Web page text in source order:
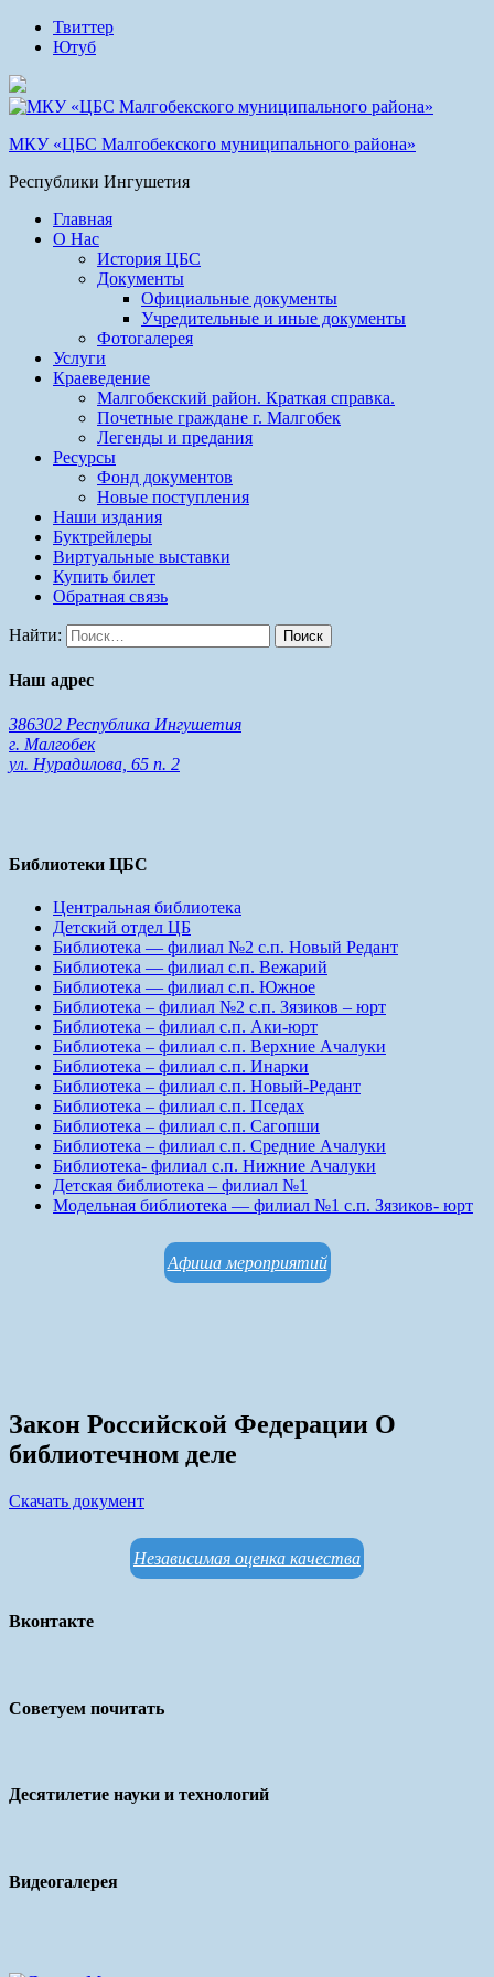
Твиттер
Ютуб
МКУ «ЦБС Малгобекского муниципального района»
Республики Ингушетия
Главная
О Нас
История ЦБС
Документы
Официальные документы
Учредительные и иные документы
Фотогалерея
Услуги
Краеведение
Малгобекский район. Краткая справка.
Почетные граждане г. Малгобек
Легенды и предания
Ресурсы
Фонд документов
Новые поступления
Наши издания
Буктрейлеры
Виртуальные выставки
Купить билет
Обратная связь
Найти:
Наш адрес
386302 Республика Ингушетия
г. Малгобек
ул. Нурадилова, 65 п. 2
Библиотеки ЦБС
Центральная библиотека
Детский отдел ЦБ
Библиотека — филиал №2 с.п. Новый Редант
Библиотека — филиал с.п. Вежарий
Библиотека — филиал с.п. Южное
Библиотека – филиал №2 с.п. Зязиков – юрт
Библиотека – филиал с.п. Аки-юрт
Библиотека – филиал с.п. Верхние Ачалуки
Библиотека – филиал с.п. Инарки
Библиотека – филиал с.п. Новый-Редант
Библиотека – филиал с.п. Пседах
Библиотека – филиал с.п. Сагопши
Библиотека – филиал с.п. Средние Ачалуки
Библиотека- филиал с.п. Нижние Ачалуки
Детская библиотека – филиал №1
Модельная библиотека — филиал №1 с.п. Зязиков- юрт
Афиша мероприятий
Закон Российской Федерации О
библиотечном деле
Скачать документ
Независимая оценка качества
Вконтакте
Советуем почитать
Десятилетие науки и технологий
Видеогалерея